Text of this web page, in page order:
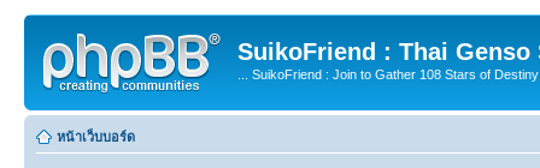
SuikoFriend : Thai Genso
... SuikoFriend : Join to Gather 108 Stars of
หน้าเว็บบอร์ด